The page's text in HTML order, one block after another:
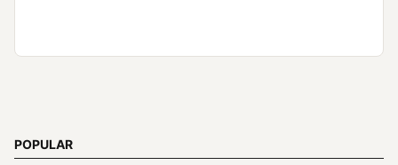
POPULAR